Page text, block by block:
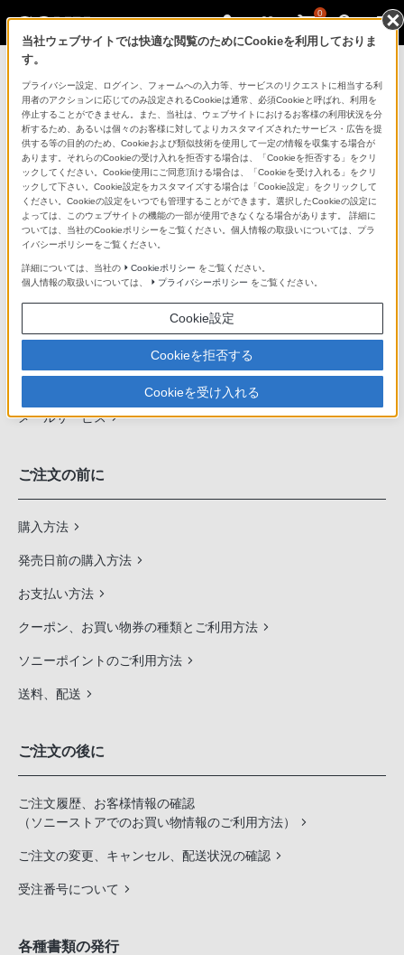
0
ソニーストアのご利用ガイド
ご利用ガイドでは、ソニーストアのご利用方法・サービ
スに関しまとめてご案内しております。
ご利用の前に
ソニーストア 店舗のご案内
ソニーショップ（ソニーストア取次店）のご案内
ソニーストアの特典・サービス
（長期保証、下取サービス、設置・設定サービスなど）
定期クーポンのプレゼントについて
メールサービス
ご注文の前に
購入方法
発売日前の購入方法
お支払い方法
クーポン、お買い物券の種類とご利用方法
ソニーポイントのご利用方法
送料、配送
ご注文の後に
ご注文履歴、お客様情報の確認
（ソニーストアでのお買い物情報のご利用方法）
ご注文の変更、キャンセル、配送状況の確認
受注番号について
各種書類の発行
当社ウェブサイトでは快適な閲覧のためにCookieを利用しておりま
す。
プライバシー設定、ログイン、フォームへの入力等、サービスのリクエストに相当する利
用者のアクションに応じてのみ設定されるCookieは通常、必須Cookieと呼ばれ、利用を
停止することができません。また、当社は、ウェブサイトにおけるお客様の利用状況を分
析するため、あるいは個々のお客様に対してよりカスタマイズされたサービス・広告を提
供する等の目的のため、Cookieおよび類似技術を使用して一定の情報を収集する場合が
あります。それらのCookieの受け入れを拒否する場合は、「Cookieを拒否する」をクリ
ックしてください。Cookie使用にご同意頂ける場合は、「Cookieを受け入れる」をクリ
ックして下さい。Cookie設定をカスタマイズする場合は「Cookie設定」をクリックして
ください。Cookieの設定をいつでも管理することができます。選択したCookieの設定に
よっては、このウェブサイトの機能の一部が使用できなくなる場合があります。 詳細に
ついては、当社のCookieポリシーをご覧ください。個人情報の取扱いについては、プラ
イバシーポリシーをご覧ください。
詳細については、当社の Cookieポリシー をご覧ください。
個人情報の取扱いについては、
プライバシーポリシー をご覧ください。
Cookie設定
Cookieを拒否する
Cookieを受け入れる